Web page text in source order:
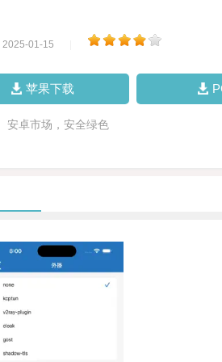
2025-01-15
苹果下载
安卓市场，安全绿色